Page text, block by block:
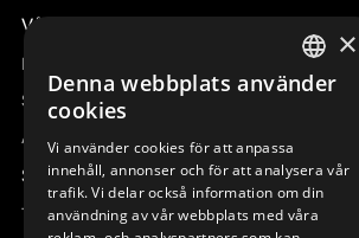
Våra radiostyrningar – översikt
Remotus
Sesam
Access_Ctrl
Support
Teknisk support
SWEDISH
DEUTSCH
×
Denna webbplats använder
cookies
Vi använder cookies för att anpassa
innehåll, annonser och för att analysera vår
trafik. Vi delar också information om din
användning av vår webbplats med våra